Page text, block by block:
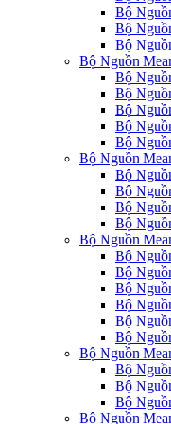
Bộ
Bộ
Bộ
Bộ Nguồn
Bộ
Bộ
Bộ
Bộ
Bộ
Bộ Nguồn
Bộ
Bộ
Bộ
Bộ
Bộ Nguồn
Bộ
Bộ
Bộ
Bộ
Bộ
Bộ
Bộ Nguồn
Bộ
Bộ
Bộ
Bộ Nguồn